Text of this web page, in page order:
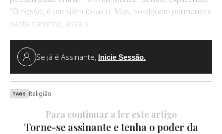
“O nosso, é um silêncio laico. Mas, se alguém permanece
neste caminho, esse s
Se já é Assinante, Inicie Sessão.
TAGS Religião
Para continuar a ler este artigo
Torne-se assinante e tenha o poder da